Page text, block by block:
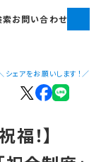
索お問い合わせ
シェアをお願いします！／
！​】